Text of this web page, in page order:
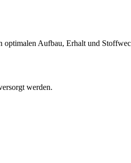
Aufbau, Erhalt und
werden.